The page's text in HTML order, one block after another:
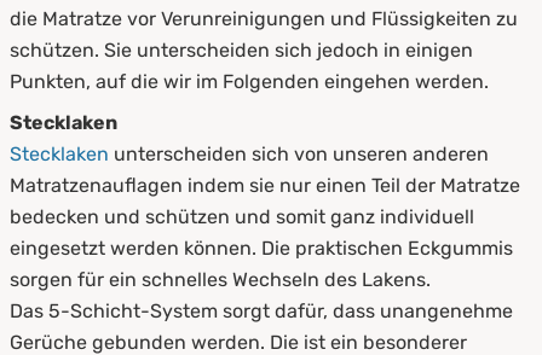
die Matratze vor Verunreinigungen und Flüssigkeiten zu
schützen. Sie unterscheiden sich jedoch in einigen
Punkten, auf die wir im Folgenden eingehen werden.
Stecklaken
Stecklaken unterscheiden sich von unseren anderen
Matratzenauflagen indem sie nur einen Teil der Matratze
bedecken und schützen und somit ganz individuell
eingesetzt werden können. Die praktischen Eckgummis
sorgen für ein schnelles Wechseln des Lakens.
Das 5-Schicht-System sorgt dafür, dass unangenehme
Gerüche gebunden werden. Die ist ein besonderer